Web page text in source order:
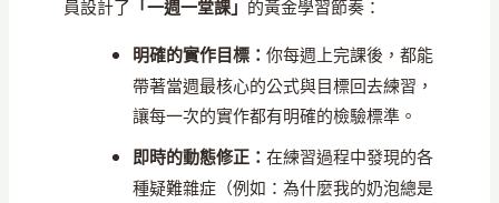
員設計了 「一週一堂課」 的黃金學習節奏：
明確的實作目標： 你每週上完課後，都能
帶著當週最核心的公式與目標回去練習，
讓每一次的實作都有明確的檢驗標準。
即時的動態修正： 在練習過程中發現的各
種疑難雜症（例如：為什麼我的奶泡總是